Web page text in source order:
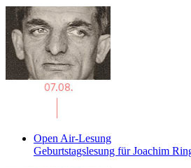
Open Air-Lesung
Geburtstagslesung für Joachim